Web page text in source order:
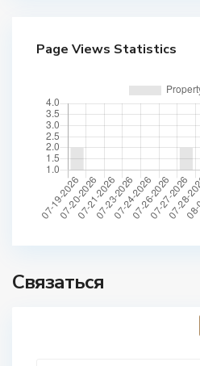
Page Views Statistics
Связаться